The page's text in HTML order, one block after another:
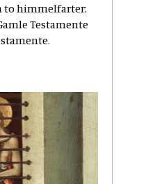
to himmelfarter:
Testamente